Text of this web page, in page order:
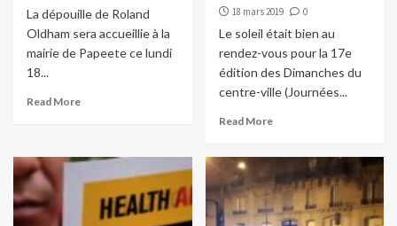
La dépouille de Roland
Oldham sera accueillie à la
mairie de Papeete ce lundi
18...
Read More
18 mars 2019 0
Le soleil était bien au
rendez-vous pour la 17e
édition des Dimanches du
centre-ville (Journées...
Read More